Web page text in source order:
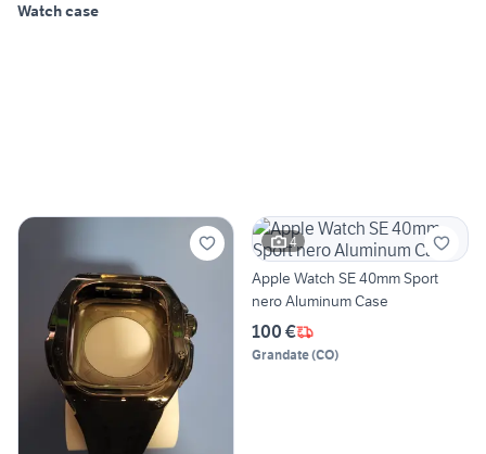
Watch case
4
Apple Watch SE 40mm Sport
nero Aluminum Case
100 €
Grandate(CO)